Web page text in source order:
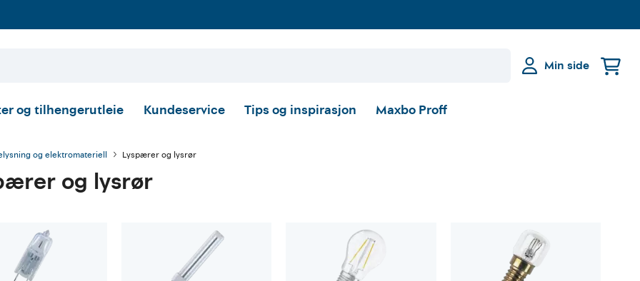
Min side
og tilhengerutleie Kundeservice Tips og inspirasjon Maxbo Proff
og elektromateriell Lyspærer og lysrør
og lysrør